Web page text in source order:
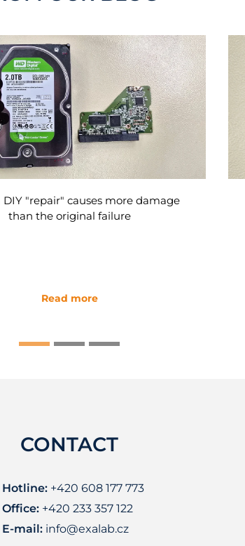
"repair" causes more damage
than the original failure
Read more
CONTACT
Hotline: +420 608 177 773
Office: +420 233 357 122
E-mail: info@exalab.cz